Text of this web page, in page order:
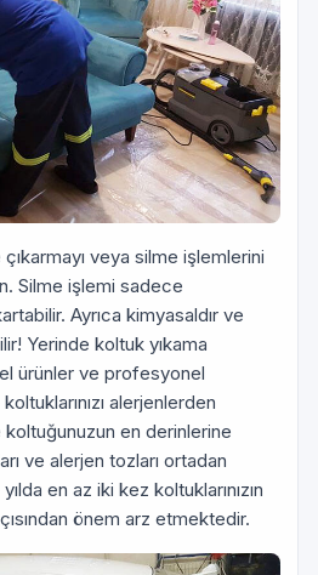
veya silme işlemlerini
Silme işlemi sadece
Ayrıca kimyasaldır ve
Yerinde koltuk yıkama
ürünler ve profesyonel
alerjenlerden
koltuğunuzun en derinlerine
ve alerjen tozları ortadan
en az iki kez koltuklarınızın
önem arz etmektedir.